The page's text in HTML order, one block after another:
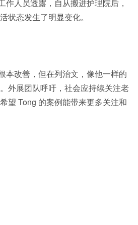
作人员透露，自从搬进护理院后，
状态发生了明显变化。
本改善，但在列治文，像他一样的
外展团队呼吁，社会应持续关注老
望 Tong 的案例能带来更多关注和